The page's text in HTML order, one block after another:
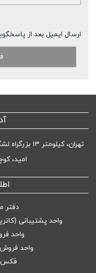
ارسال ایمیل بعد از
تهران،
امید،
دفتر
واحد پشتیبانی
واحد
واحد
فکس: